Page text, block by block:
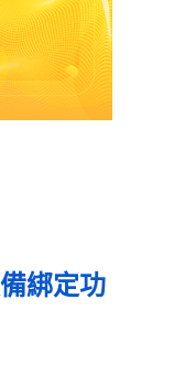
綁定功